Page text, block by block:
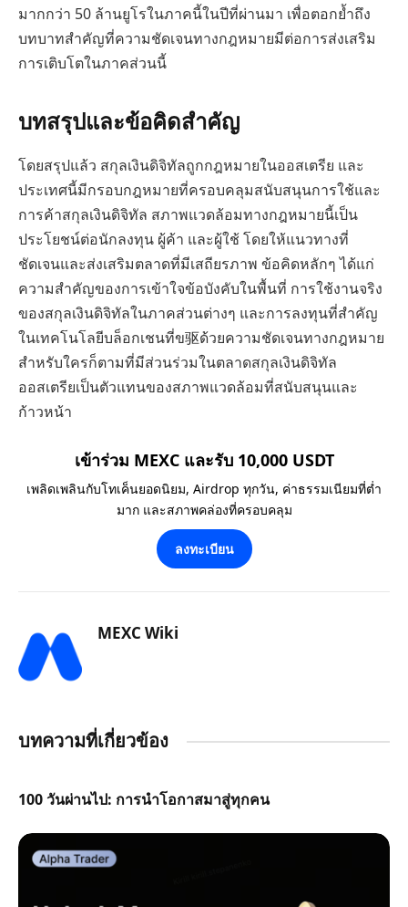
มากกว่า 50 ล้านยูโรในภาคนี้ในปีที่ผ่านมา เพื่อตอกย้ำถึง
บทบาทสำคัญที่ความชัดเจนทางกฎหมายมีต่อการส่งเสริม
การเติบโตในภาคส่วนนี้
บทสรุปและข้อคิดสำคัญ
โดยสรุปแล้ว สกุลเงินดิจิทัลถูกกฎหมายในออสเตรีย และ
ประเทศนี้มีกรอบกฎหมายที่ครอบคลุมสนับสนุนการใช้และ
การค้าสกุลเงินดิจิทัล สภาพแวดล้อมทางกฎหมายนี้เป็น
ประโยชน์ต่อนักลงทุน ผู้ค้า และผู้ใช้ โดยให้แนวทางที่
ชัดเจนและส่งเสริมตลาดที่มีเสถียรภาพ ข้อคิดหลักๆ ได้แก่
ความสำคัญของการเข้าใจข้อบังคับในพื้นที่ การใช้งานจริง
ของสกุลเงินดิจิทัลในภาคส่วนต่างๆ และการลงทุนที่สำคัญ
ในเทคโนโลยีบล็อกเชนที่ข驱ด้วยความชัดเจนทางกฎหมาย
สำหรับใครก็ตามที่มีส่วนร่วมในตลาดสกุลเงินดิจิทัล
ออสเตรียเป็นตัวแทนของสภาพแวดล้อมที่สนับสนุนและ
ก้าวหน้า
เข้าร่วม MEXC และรับ 10,000 USDT
เพลิดเพลินกับโทเค็นยอดนิยม, Airdrop ทุกวัน, ค่าธรรมเนียมที่ต่ำ
มาก และสภาพคล่องที่ครอบคลุม
ลงทะเบียน
MEXC Wiki
บทความที่เกี่ยวข้อง
100 วันผ่านไป: การนำโอกาสมาสู่ทุกคน